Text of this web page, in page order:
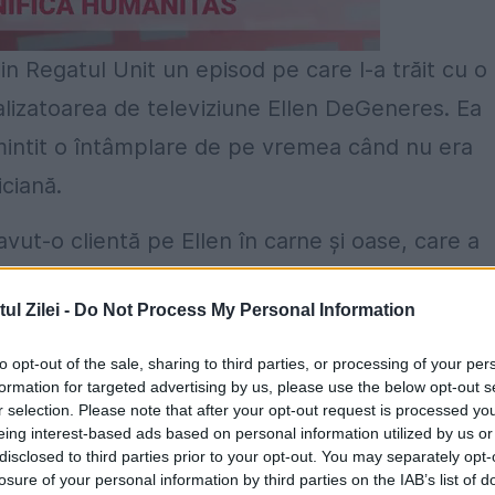
Zilei - Do Not Process My Personal Information
opt-out of the sale, sharing to third parties, or processing of your
for targeted advertising by us, please use the below opt-out
selection. Please note that after your opt-out request is processed
interest-based ads based on personal information utilized by us
to third parties prior to your opt-out. You may separately
of your personal information by third parties on the IAB’s list of
Regatul Unit un episod pe care l-a trăit cu o
de televiziune Ellen DeGeneres. Ea
o întâmplare de pe vremea când nu era
o clientă pe Ellen în carne și oase, care a
Angeles, unde Chris era chelneriță. În 2014,
de Rossi.
îmi fac o manichiură nou-nouță, căci în seara
eram de serviciu de la 8.30
săptămâni. Cred că îi place uneori să